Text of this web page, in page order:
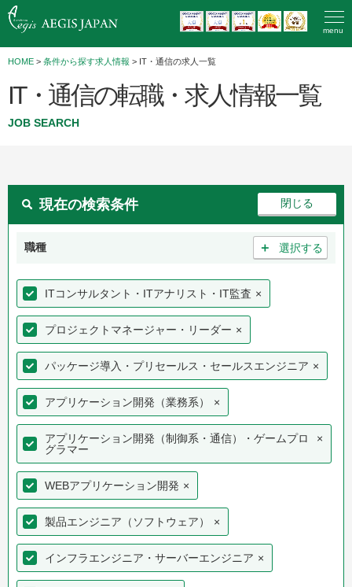
menu
HOME > 条件から探す求人情報 > IT・通信の求人一覧
IT・通信の転職・求人情報一覧
JOB SEARCH
現在の検索条件
職種 ＋ 選択する
ITコンサルタント・ITアナリスト・IT監査 ×
プロジェクトマネージャー・リーダー ×
パッケージ導入・プリセールス・セールスエンジニア ×
アプリケーション開発（業務系） ×
アプリケーション開発（制御系・通信）・ゲームプロ
グラマー
×
WEBアプリケーション開発 ×
製品エンジニア（ソフトウェア） ×
インフラエンジニア・サーバーエンジニア ×